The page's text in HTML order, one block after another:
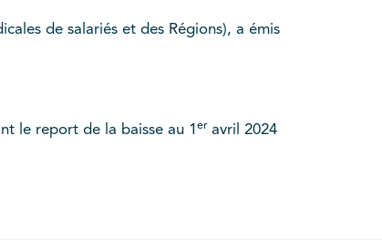
de salariés et des Régions), a émis
le report de la baisse au 1 er avril 2024